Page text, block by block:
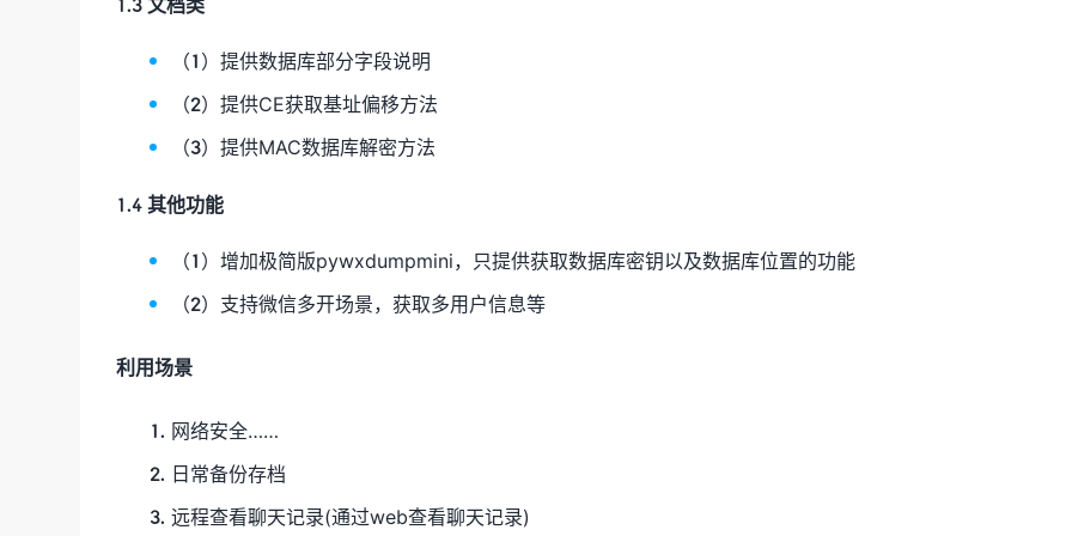
（1）提供数据库部分字段说明
（2）提供CE获取基址偏移方法
（3）提供MAC数据库解密方法
1.4 其他功能
（1）增加极简版pywxdumpmini，只提供获取数据库密钥以及数据库位置的功能
（2）支持微信多开场景，获取多用户信息等
利用场景
网络安全……
日常备份存档
远程查看聊天记录(通过web查看聊天记录)